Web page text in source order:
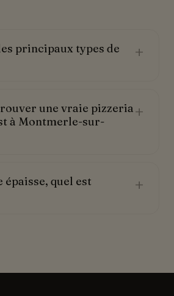
principaux types de
+
une vraie pizzeria
à Montmerle-sur-
+
épaisse, quel est
+